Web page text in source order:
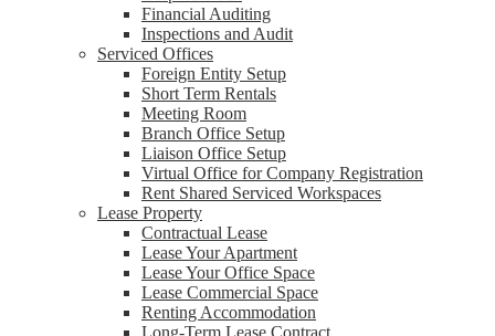
Financial Auditing
Inspections and Audit
Serviced Offices
Foreign Entity Setup
Short Term Rentals
Meeting Room
Branch Office Setup
Liaison Office Setup
Virtual Office for Company Registration
Rent Shared Serviced Workspaces
Lease Property
Contractual Lease
Lease Your Apartment
Lease Your Office Space
Lease Commercial Space
Renting Accommodation
Long-Term Lease Contract